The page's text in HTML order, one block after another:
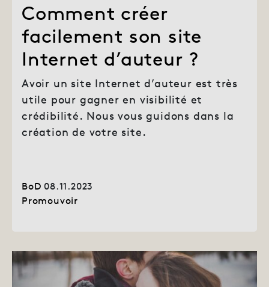
Comment créer
facilement son site
Internet d’auteur ?
Avoir un site Internet d’auteur est très
utile pour gagner en visibilité et
crédibilité. Nous vous guidons dans la
création de votre site.
BoD 08.11.2023
Promouvoir